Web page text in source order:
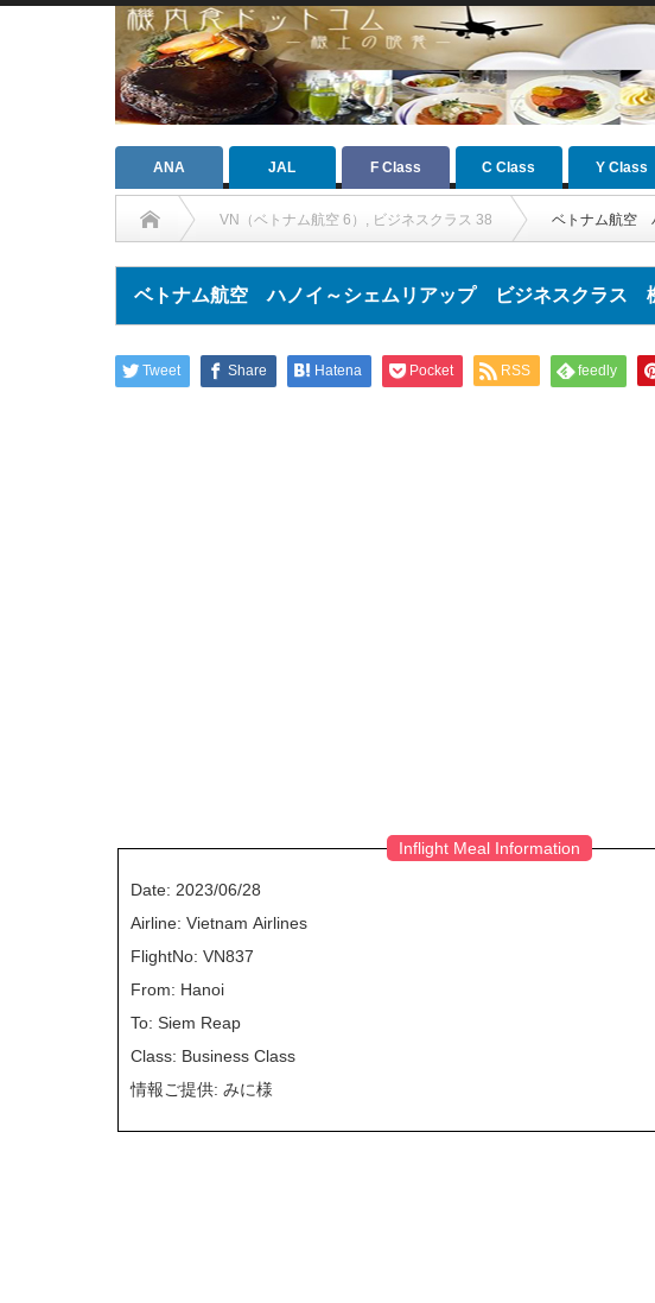
ANA JAL F Class C Class Y Class
VN（ベトナム航空 6） , ビジネスクラス 38 ベトナム航空
ベトナム航空 ハノイ～シェムリアップ ビジネスクラス 機
Tweet Share Hatena Pocket RSS feedly
Inflight Meal Information
Date: 2023/06/28
Airline: Vietnam Airlines
FlightNo: VN837
From: Hanoi
To: Siem Reap
Class: Business Class
情報ご提供: みに様